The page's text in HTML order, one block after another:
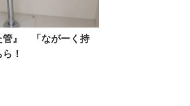
管』 「ながーく持
！